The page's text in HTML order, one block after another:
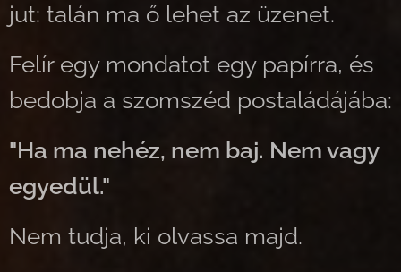
jut: talán ma ő lehet az üzenet.
Felír egy mondatot egy papírra, és
bedobja a szomszéd postaládájába:
"Ha ma nehéz, nem baj. Nem vagy
egyedül."
Nem tudja, ki olvassa majd.